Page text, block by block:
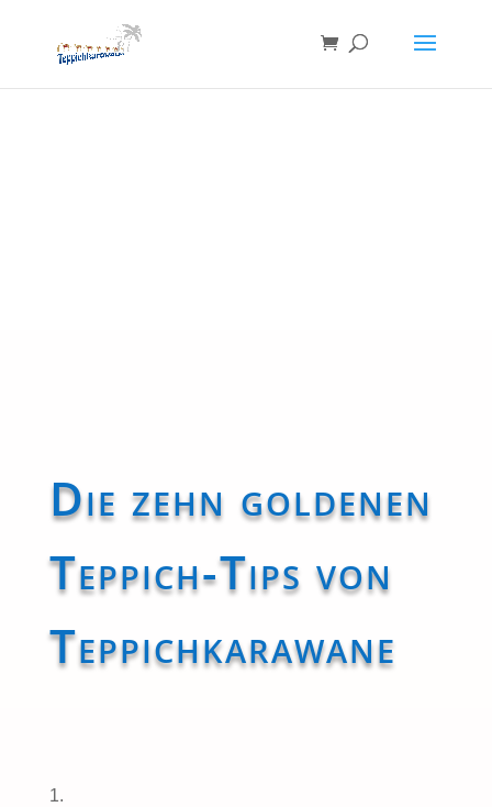
Die zehn goldenen
Teppich-Tips von
Teppichkarawane